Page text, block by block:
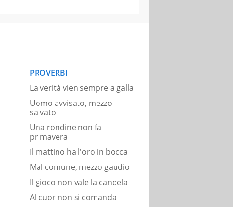
PROVERBI
La verità vien sempre a galla
Uomo avvisato, mezzo
salvato
Una rondine non fa
primavera
Il mattino ha l'oro in bocca
Mal comune, mezzo gaudio
Il gioco non vale la candela
Al cuor non si comanda